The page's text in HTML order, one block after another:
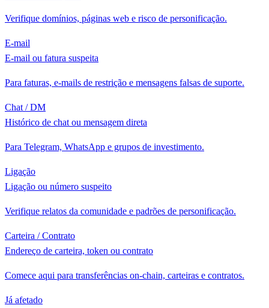
Verifique domínios, páginas web e risco de personificação.
E-mail
E-mail ou fatura suspeita
Para faturas, e-mails de restrição e mensagens falsas de suporte.
Chat / DM
Histórico de chat ou mensagem direta
Para Telegram, WhatsApp e grupos de investimento.
Ligação
Ligação ou número suspeito
Verifique relatos da comunidade e padrões de personificação.
Carteira / Contrato
Endereço de carteira, token ou contrato
Comece aqui para transferências on-chain, carteiras e contratos.
Já afetado